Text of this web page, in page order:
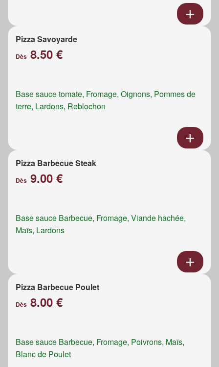
Pizza Savoyarde
Dès 8.50 €
Base sauce tomate, Fromage, Oignons, Pommes de
terre, Lardons, Reblochon
Pizza Barbecue Steak
Dès 9.00 €
Base sauce Barbecue, Fromage, Viande hachée,
Maïs, Lardons
Pizza Barbecue Poulet
Dès 8.00 €
Base sauce Barbecue, Fromage, Poivrons, Maïs,
Blanc de Poulet